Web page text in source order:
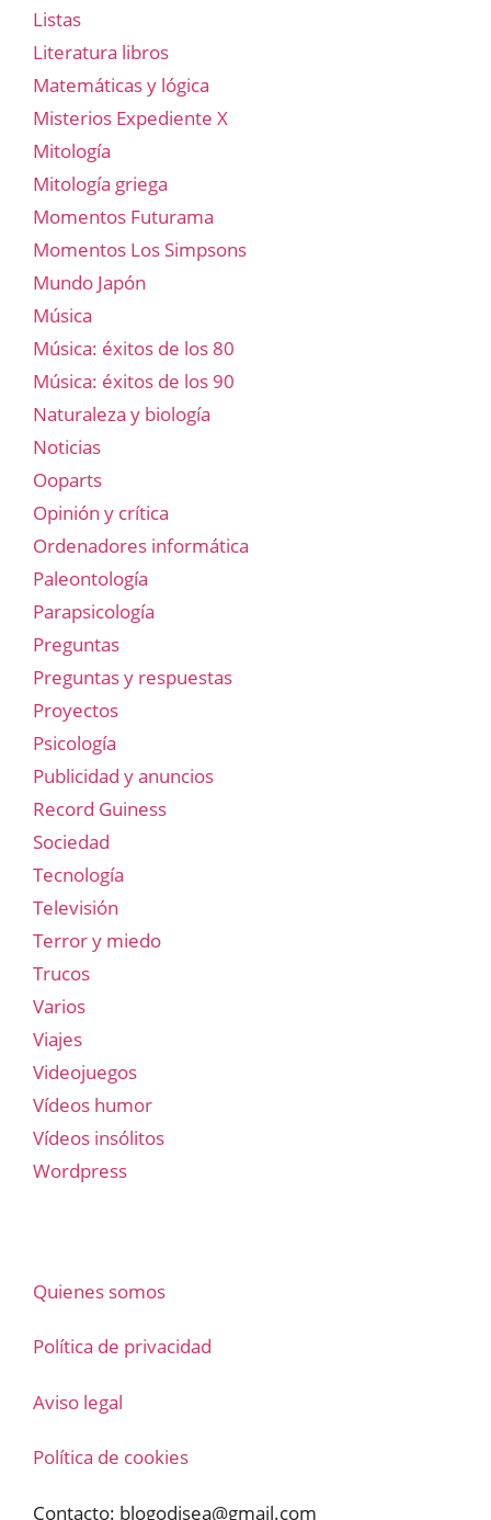
Listas
Literatura libros
Matemáticas y lógica
Misterios Expediente X
Mitología
Mitología griega
Momentos Futurama
Momentos Los Simpsons
Mundo Japón
Música
Música: éxitos de los 80
Música: éxitos de los 90
Naturaleza y biología
Noticias
Ooparts
Opinión y crítica
Ordenadores informática
Paleontología
Parapsicología
Preguntas
Preguntas y respuestas
Proyectos
Psicología
Publicidad y anuncios
Record Guiness
Sociedad
Tecnología
Televisión
Terror y miedo
Trucos
Varios
Viajes
Videojuegos
Vídeos humor
Vídeos insólitos
Wordpress
Quienes somos
Política de privacidad
Aviso legal
Política de cookies
Contacto: blogodisea@gmail.com